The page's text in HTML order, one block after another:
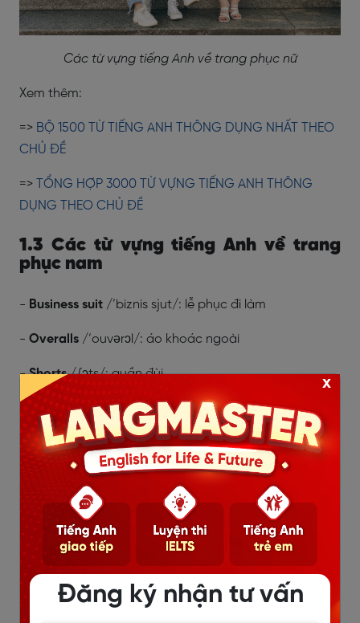
Các từ vựng tiếng Anh về trang phục nữ
Xem thêm:
=> BỘ 1500 TỪ TIẾNG ANH THÔNG DỤNG NHẤT THEO
CHỦ ĐỀ
=>
TỔNG HỢP 3000 TỪ VỰNG TIẾNG ANH THÔNG
DỤNG THEO CHỦ ĐỀ
1.3 Các từ vựng tiếng Anh về trang
phục nam
- Business suit /’biznis sjut/: lễ phục đi làm
- Overalls /’ouvərɔl/: áo khoác ngoài
-Shorts/∫ɔts/: quần đùi
- Denims/’denim/: đồ bằng vải bò
- Jeans/dʒinz/: quần jean
-Pullover/’pulouvə/: áo len chui đầu
-Sweater/’swetə/: áo len dài tay
- Tie /tai/: cà vạt
- Tailcoat /’teil’kout/: áo đuôi tôm
Tuxedo
Đăng ký nhận tư vấn
x